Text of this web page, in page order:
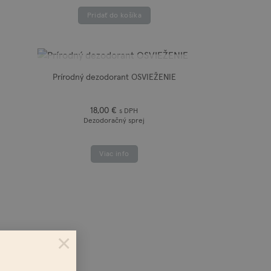
×
Pridať do košíka
NIE JE NA SKLADE
Prírodný dezodorant OSVIEŽENIE
18,00 € s DPH
Dezodoračný sprej
Viac info